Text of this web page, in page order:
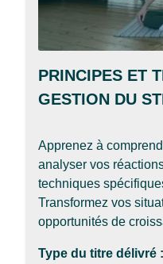
PRINCIPES ET
GESTION DU
Apprenez à
analyser vos
techniques
Transformez vos
opportunités de
Type du titre délivré :